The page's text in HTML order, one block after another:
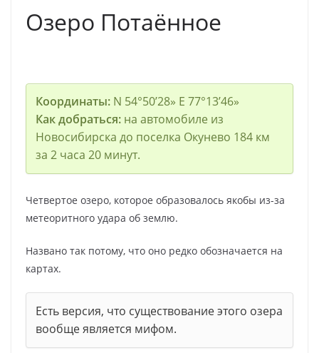
Озеро Потаённое
Координаты:N 54°50’28» E 77°13’46»
Как добраться:на автомобиле из
Новосибирска до поселка Окунево 184 км
за 2 часа 20 минут.
Четвертое озеро, которое образовалось якобы из-за
метеоритного удара об землю.
Названо так потому, что оно редко обозначается на
картах.
Есть версия, что существование этого озера
вообще является мифом.